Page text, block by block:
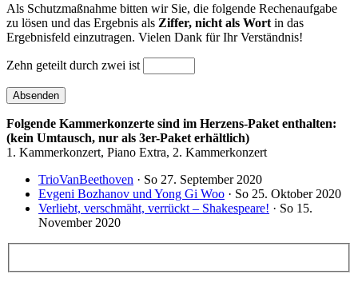
Als Schutzmaßnahme bitten wir Sie, die folgende Rechenaufgabe
zu lösen und das Ergebnis als Ziffer, nicht als Wort in das
Ergebnisfeld einzutragen. Vielen Dank für Ihr Verständnis!
Zehn geteilt durch zwei ist
Folgende Kammerkonzerte sind im Herzens-Paket enthalten:
(kein Umtausch, nur als 3er-Paket erhältlich)
1. Kammerkonzert, Piano Extra, 2. Kammerkonzert
TrioVanBeethoven · So 27. September 2020
Evgeni Bozhanov und Yong Gi Woo · So 25. Oktober 2020
Verliebt, verschmäht, verrückt – Shakespeare! · So 15.
November 2020